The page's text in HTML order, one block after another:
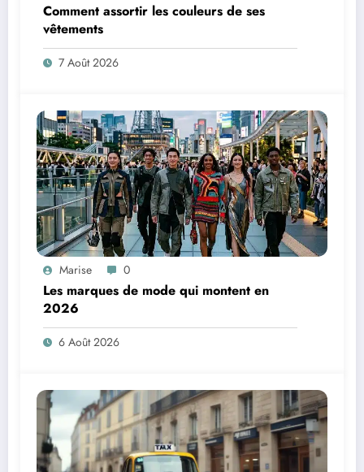
Comment assortir les couleurs de ses
vêtements
7 Août 2026
Marise 0
Les marques de mode qui montent en
2026
6 Août 2026